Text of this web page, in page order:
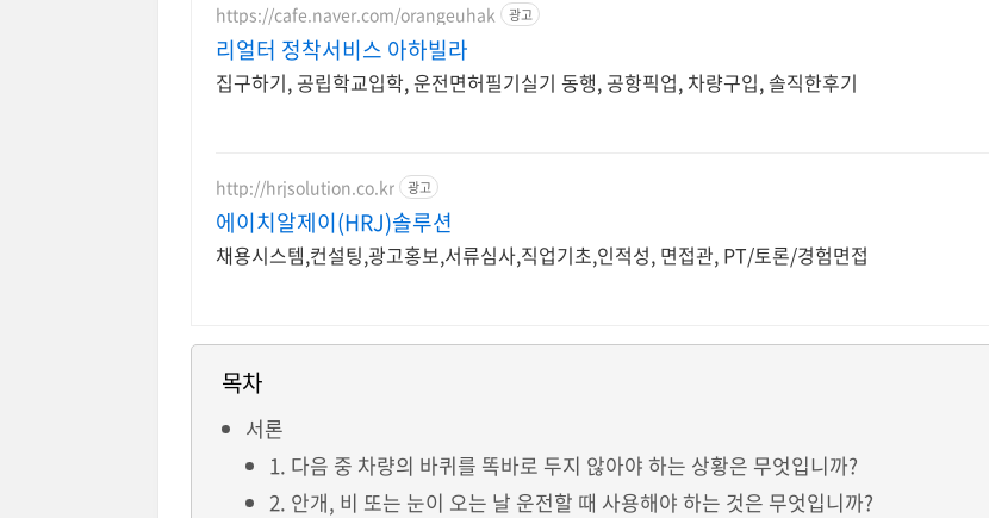
https://cafe.naver.com/orangeuhak 광고
리얼터 정착서비스 아하빌라
집구하기, 공립학교입학, 운전면허필기실기 동행, 공항픽업, 차량구입, 솔직한후기
http://hrjsolution.co.kr 광고
에이치알제이(HRJ)솔루션
채용시스템,컨설팅,광고홍보,서류심사,직업기초,인적성, 면접관, PT/토론/경험면접
목차
서론
1. 다음 중 차량의 바퀴를 똑바로 두지 않아야 하는 상황은 무엇입니까?
2. 안개, 비 또는 눈이 오는 날 운전할 때 사용해야 하는 것은 무엇입니까?